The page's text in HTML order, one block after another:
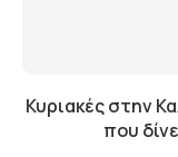
Κυριακές στην
που